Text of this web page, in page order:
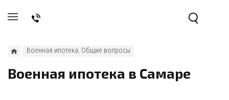
Военная ипотека. Общие вопросы
Военная ипотека в Самаре